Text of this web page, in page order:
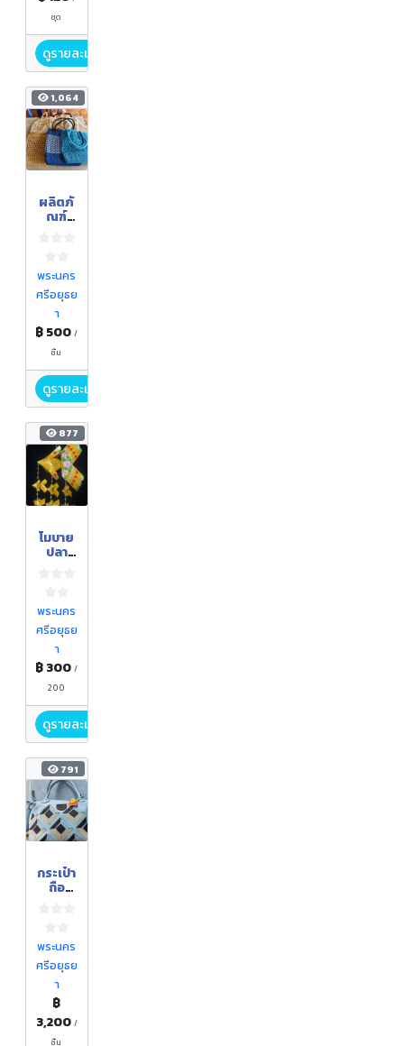
ชุด
ดูรายละเอียด
1,064
ผลิตภั
ณฑ์
พระนคร
ศรีอยุธย
า
฿ 500/
ชิ้น
ดูรายละเอียด
877
โมบาย
ปลา
6 ตัว
พระนคร
ศรีอยุธย
า
฿ 300/
200
ดูรายละเอียด
791
กระเป๋า
ถือ
พระนคร
ศรีอยุธย
า
฿
3,200 /
ชิ้น